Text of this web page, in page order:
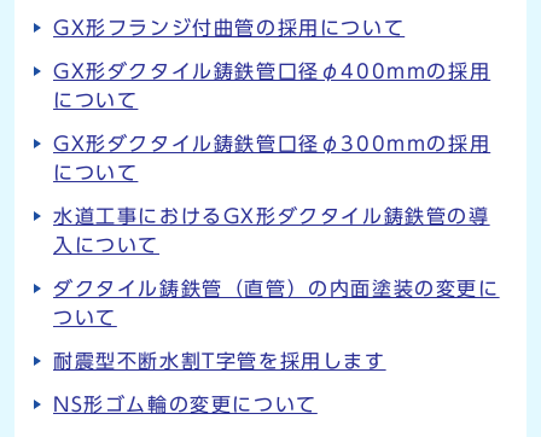
GX形フランジ付曲管の採用について
GX形ダクタイル鋳鉄管口径φ400mmの採用
について
GX形ダクタイル鋳鉄管口径φ300mmの採用
について
水道工事におけるGX形ダクタイル鋳鉄管の導
入について
ダクタイル鋳鉄管（直管）の内面塗装の変更に
ついて
耐震型不断水割T字管を採用します
NS形ゴム輪の変更について